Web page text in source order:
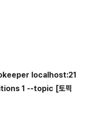
localhost:21
1 --topic [토픽